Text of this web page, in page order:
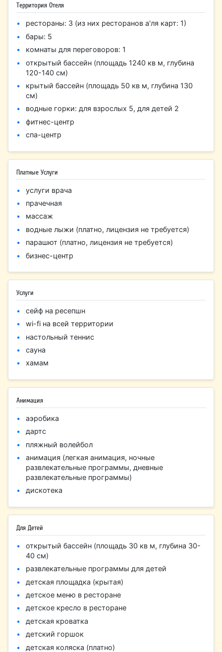
Территория Отеля
рестораны: 3 (из них ресторанов а'ля карт: 1)
бары: 5
комнаты для переговоров: 1
открытый бассейн (площадь 1240 кв м, глубина
120-140 см)
крытый бассейн (площадь 50 кв м, глубина 130
см)
водные горки: для взрослых 5, для детей 2
фитнес-центр
спа-центр
Платные Услуги
услуги врача
прачечная
массаж
водные лыжи (платно, лицензия не требуется)
парашют (платно, лицензия не требуется)
бизнес-центр
Услуги
сейф на ресепшн
wi-fi на всей территории
настольный теннис
сауна
хамам
Анимация
аэробика
дартс
пляжный волейбол
анимация (легкая анимация, ночные
развлекательные программы, дневные
развлекательные программы)
дискотека
Для Детей
открытый бассейн (площадь 30 кв м, глубина 30-
40 см)
развлекательные программы для детей
детская площадка (крытая)
детское меню в ресторане
детское кресло в ресторане
детская кроватка
детский горшок
детская коляска (платно)